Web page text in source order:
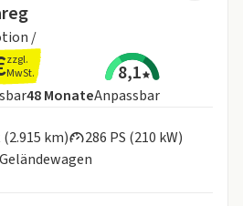
/
zzgl.
MwSt.
8,1
Laufzeit
48MonateAnpassbar
km)
286 PS (210 kW)